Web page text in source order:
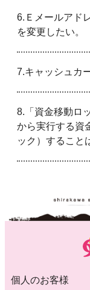
6.Ｅメールアド
を変更したい。
7.キャッシュカ
8.「資金移動ロ
から実行する資
ック）すること
個人のお客様